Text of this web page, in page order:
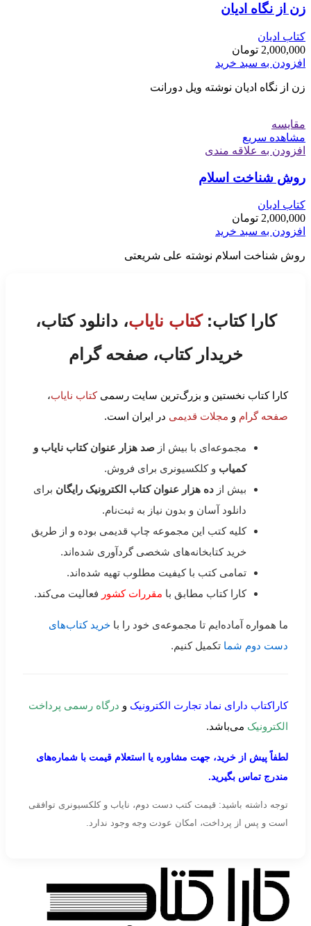
زن از نگاه ادیان
کتاب ادیان
2,000,000 تومان
افزودن به سبد خرید
زن از نگاه ادیان نوشته ویل دورانت
مقایسه
مشاهده سریع
افزودن به علاقه مندی
روش شناخت اسلام
کتاب ادیان
2,000,000 تومان
افزودن به سبد خرید
روش شناخت اسلام نوشته علی شریعتی
کارا کتاب:کتاب نایاب، دانلود کتاب،
خریدار کتاب، صفحه گرام
کارا کتاب نخستین و بزرگ‌ترین سایت رسمیکتاب نایاب،
صفحه گرام و مجلات قدیمی در ایران است.
مجموعه‌ای با بیش از صد هزار عنوان کتاب نایاب و
کمیاب و کلکسیونری برای فروش.
بیش از ده هزار عنوان کتاب الکترونیک رایگان برای
دانلود آسان و بدون نیاز به ثبت‌نام.
کلیه کتب این مجموعه چاپ قدیمی بوده و از طریق
خرید کتابخانه‌های شخصی گردآوری شده‌اند.
تمامی کتب با کیفیت مطلوب تهیه شده‌اند.
کارا کتاب مطابق با مقررات کشور فعالیت می‌کند.
ما همواره آماده‌ایم تا مجموعه‌ی خود را با خرید کتاب‌های
دست دوم شما تکمیل کنیم.
کاراکتاب دارای نماد تجارت الکترونیک و درگاه رسمی پرداخت
الکترونیک می‌باشد.
لطفاً پیش از خرید، جهت مشاوره یا استعلام قیمت با شماره‌های
مندرج تماس بگیرید.
توجه داشته باشید: قیمت کتب دست دوم، نایاب و کلکسیونری توافقی
است و پس از پرداخت، امکان عودت وجه وجود ندارد.